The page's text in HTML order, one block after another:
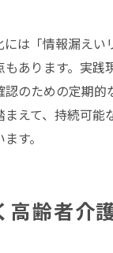
には「情報漏えい
あります。実践
のための定期的
えて、持続可能
す。
高齢者介